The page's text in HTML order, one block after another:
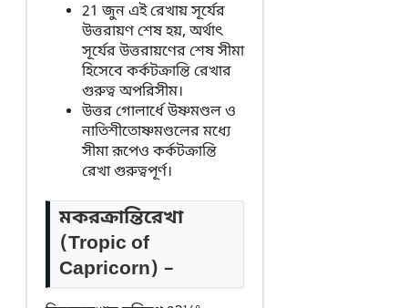
21 জুন এই রেখায় সূর্যের
উত্তরায়ণ শেষ হয়, অর্থাৎ
সূর্যের উত্তরায়ণের শেষ সীমা
হিসেবে কর্কটক্রান্তি রেখার
গুরুত্ব অপরিসীম।
উত্তর গোলার্ধে উষ্ণমণ্ডল ও
নাতিশীতোষ্ণমণ্ডলের মধ্যে
সীমা রূপেও কর্কটক্রান্তি
রেখা গুরুত্বপূর্ণ।
মকরক্রান্তিরেখা
(Tropic of
Capricorn) –